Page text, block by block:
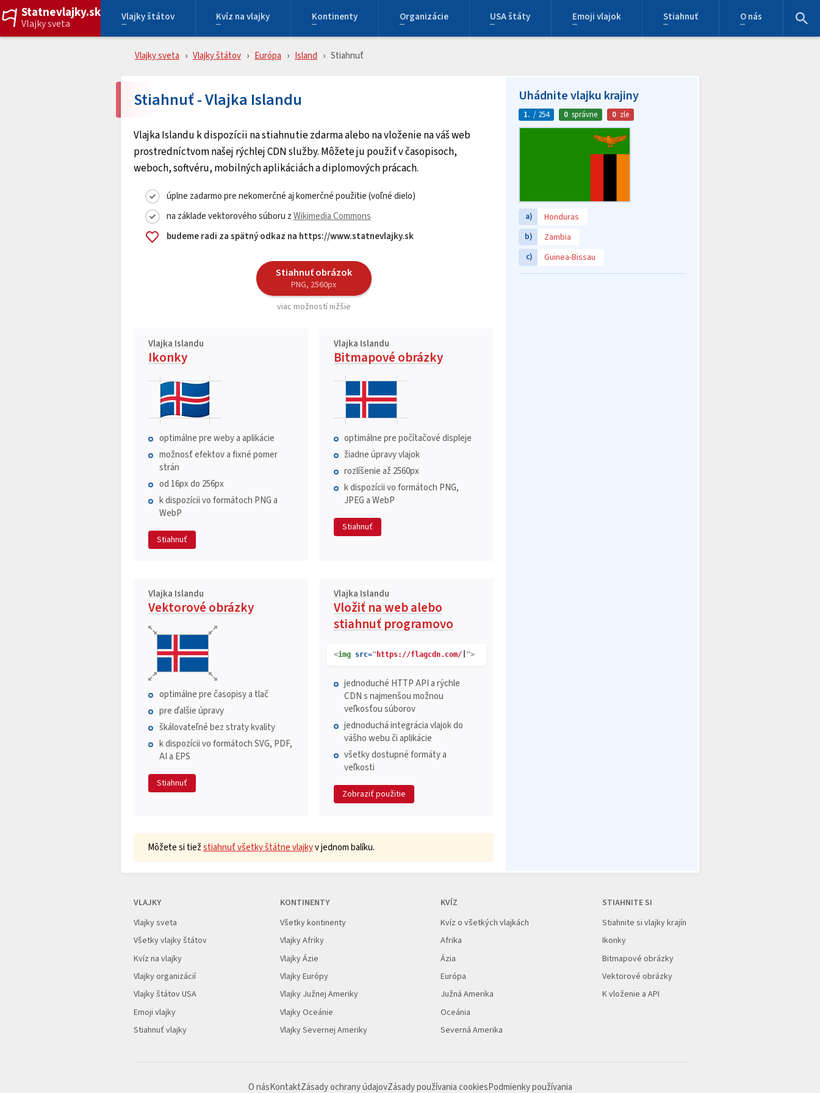
Statnevlajky.sk
Vlajky sveta
Vlajky štátov Kvíz na vlajky Kontinenty Organizácie USA štáty Emoji vlajok Stiahnuť O nás
Vlajky sveta Vlajky štátov Európa Island Stiahnuť
Stiahnuť - Vlajka Islandu
Vlajka Islandu k dispozícii na stiahnutie zdarma alebo na vloženie na váš web
prostredníctvom našej rýchlej CDN služby. Môžete ju použiť v časopisoch,
weboch, softvéru, mobilných aplikáciách a diplomových prácach.
úplne zadarmo pre nekomerčné aj komerčné použitie (voľné dielo)
na základe vektorového súboru zWikimedia Commons
budeme radi za spätný odkaz na https://www.statnevlajky.sk
Stiahnuť obrázok
PNG, 2560px
viac možností nižšie
Vlajka Islandu
Ikonky
optimálne pre weby a aplikácie
možnosť efektov a fixné pomer
strán
od 16px do 256px
k dispozícii vo formátoch PNG a
WebP
Stiahnuť
Vlajka Islandu
Bitmapové obrázky
optimálne pre počítačové displeje
žiadne úpravy vlajok
rozlíšenie až 2560px
k dispozícii vo formátoch PNG,
JPEG a WebP
Stiahnuť
Vlajka Islandu
Vektorové obrázky
optimálne pre časopisy a tlač
pre ďalšie úpravy
škálovateľné bez straty kvality
k dispozícii vo formátoch SVG, PDF,
AI a EPS
Stiahnuť
Vlajka Islandu
Vložiť na web alebo
stiahnuť programovo
<img src=" https://flagcdn.com/ ">
jednoduché HTTP API a rýchle
CDN s najmenšou možnou
veľkosťou súborov
jednoduchá integrácia vlajok do
vášho webu či aplikácie
všetky dostupné formáty a
veľkosti
Zobraziť použitie
Môžete si tiežstiahnuť všetky štátne vlajkyv jednom balíku.
Uhádnite vlajku krajiny
1. / 254 0 správne 0 zle
a) Honduras
b) Zambia
c) Guinea-Bissau
VLAJKY
Vlajky sveta
Všetky vlajky štátov
Kvíz na vlajky
Vlajky organizácií
Vlajky štátov USA
Emoji vlajky
Stiahnuť vlajky
KONTINENTY
Všetky kontinenty
Vlajky Afriky
Vlajky Ázie
Vlajky Európy
Vlajky Južnej Ameriky
Vlajky Oceánie
Vlajky Severnej Ameriky
KVÍZ
Kvíz o všetkých vlajkách
Afrika
Ázia
Európa
Južná Amerika
Oceánia
Severná Amerika
STIAHNITE SI
Stiahnite si vlajky krajín
Ikonky
Bitmapové obrázky
Vektorové obrázky
K vloženie a API
O násKontaktZásady ochrany údajovZásady používania cookiesPodmienky používania